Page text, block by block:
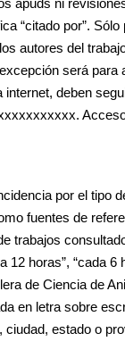
ni
“citado por”.
autores del
será
deben
por el tipo
fuentes de
horas”, “cada
de Ciencia de
en letra sobre
estado o